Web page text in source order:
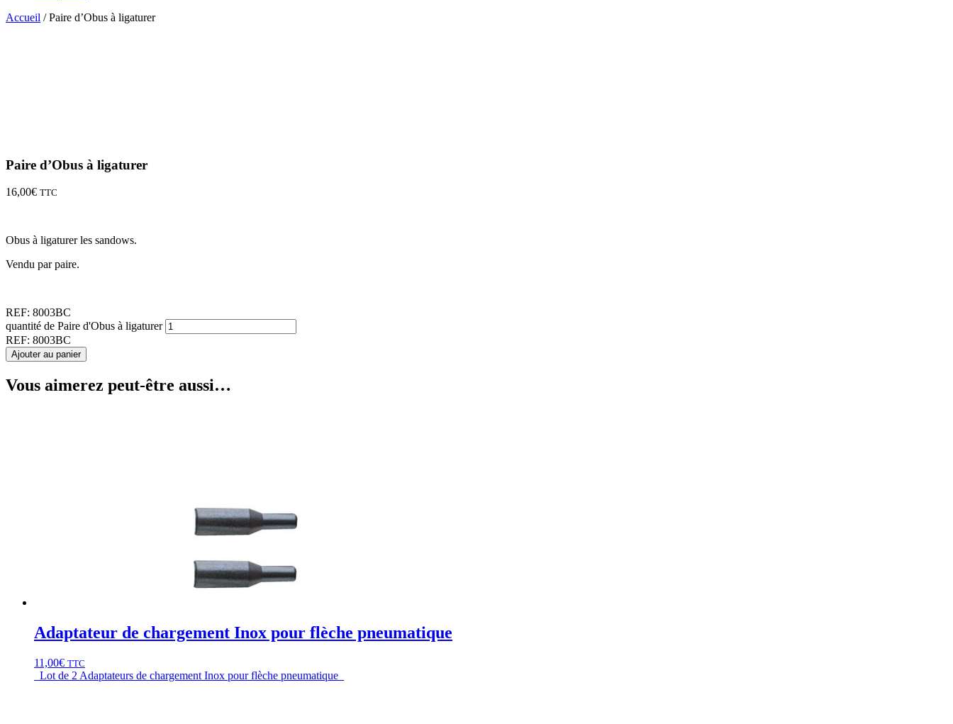
Accueil /Paire d’Obus à ligaturer
Paire d’Obus à ligaturer
16,00€ TTC
Obus à ligaturer les sandows.
Vendu par paire.
REF: 8003BC
quantité de Paire d'Obus à ligaturer
REF: 8003BC
Ajouter au panier
Vous aimerez peut-être aussi…
Adaptateur de chargement Inox pour flèche pneumatique
11,00€ TTC
Lot de 2 Adaptateurs de chargement Inox pour flèche pneumatique